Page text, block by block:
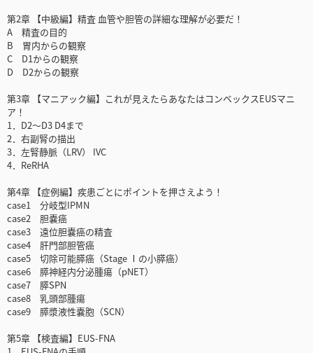
第2章 【中級編】精査 血管や胆管の詳細な理解が必要だ！
A 精査の目的
B 胃内からの観察
C D1からの観察
D D2からの観察
第3章 【マニアック編】これが見えたらあなたはコンベックスEUSマニ
ア！
1．D2～D3 D4まで
2．右副腎の描出
3．左腎静脈（LRV） IVC
4．ReRHA
第4章 【症例編】疾患ごとにポイントを押さえよう！
case1 分岐型IPMN
case2 胆嚢癌
case3 遠位胆嚢癌の精査
case4 肝門部胆管癌
case5 切除可能膵癌（Stage Ⅰの小膵癌）
case6 膵神経内分泌腫瘍（pNET）
case7 膵SPN
case8 乳頭部腫瘍
case9 膵漿液性嚢胞（SCN）
第5章 【検査編】EUS-FNA